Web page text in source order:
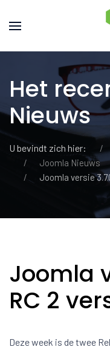
Het
Nieuws
U bevindt zich hier:
Joomla Nieuws
Joomla versie
Joomla
RC 2
Deze week is de twee